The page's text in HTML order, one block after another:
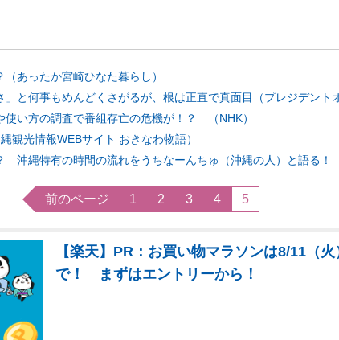
あったか宮崎ひなた暮らし）
と何事もめんどくさがるが、根は正直で真面目（プレジデント
使い方の調査で番組存亡の危機が！？ （NHK）
観光情報WEBサイト おきなわ物語）
沖縄特有の時間の流れをうちなーんちゅ（沖縄の人）と語る！
前のページ 1 2 3 4 5
【楽天】PR：お買い物マラソンは8/11（
で！ まずはエントリーから！